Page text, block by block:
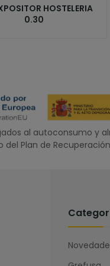
HOSTELERIA
0.30
al autoconsumo y
Plan de